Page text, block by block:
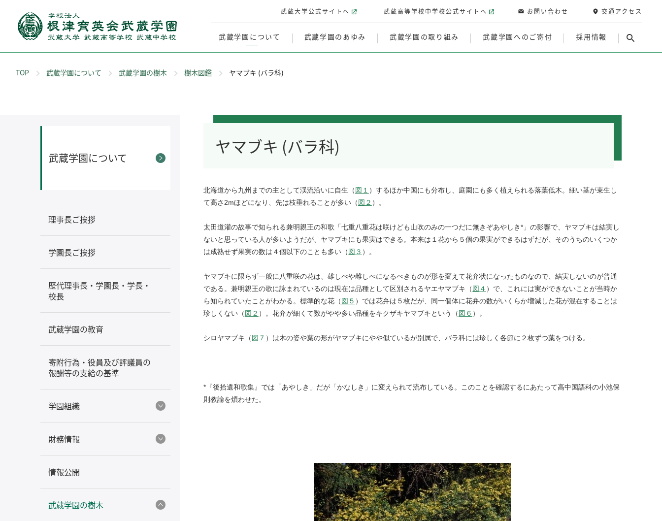
武蔵学園について 武蔵学園のあゆみ 武蔵学園の取り組み 武蔵学園へのご寄付 採用情報
武蔵大学公式サイトへ 武蔵高等学校中学校公式サイトへ お問い合わせ 交通アクセス
TOP 武蔵学園について 武蔵学園の樹木 樹木図鑑 ヤマブキ (バラ科)
ヤマブキ (バラ科)
北海道から九州までの主として渓流沿いに自生（図１ ）するほか中国にも分布し、庭園にも多く植えられる落葉低木。細い茎が束生し
て高さ2mほどになり、先は枝垂れることが多い（図２ ）。
太田道灌の故事で知られる兼明親王の和歌「七重八重花は咲けども山吹のみの一つだに無きぞあやしき*」の影響で、ヤマブキは結実し
ないと思っている人が多いようだが、ヤマブキにも果実はできる。本来は１花から５個の果実ができるはずだが、そのうちのいくつか
は成熟せず果実の数は４個以下のことも多い（図３ ）。
ヤマブキに限らず一般に八重咲の花は、雄しべや雌しべになるべきものが形を変えて花弁状になったものなので、結実しないのが普通
である。兼明親王の歌に詠まれているのは現在は品種として区別されるヤエヤマブキ（図４ ）で、これには実ができないことが当時か
ら知られていたことがわかる。標準的な花（図５ ）では花弁は５枚だが、同一個体に花弁の数がいくらか増減した花が混在することは
珍しくない（図２ ）。花弁が細くて数がやや多い品種をキクザキヤマブキという（図６ ）。
シロヤマブキ（図７ ）は木の姿や葉の形がヤマブキにやや似ているが別属で、バラ科には珍しく各節に２枚ずつ葉をつける。
*『後拾遺和歌集』では「あやしき」だが「かなしき」に変えられて流布している。このことを確認するにあたって高中国語科の小池保
則教諭を煩わせた。
武蔵学園について
理事長ご挨拶
学園長ご挨拶
歴代理事長・学園長・学長・
校長
武蔵学園の教育
寄附行為・役員及び評議員の
報酬等の支給の基準
学園組織
財務情報
情報公開
武蔵学園の樹木